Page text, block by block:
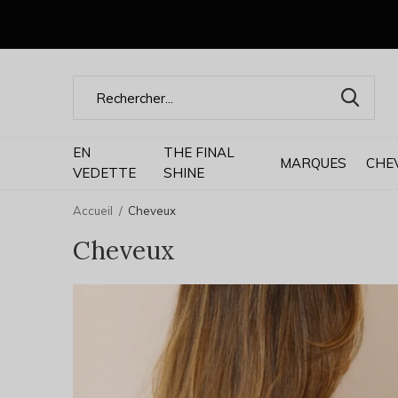
EN
VEDETTE
THE FINAL
SHINE
MARQUES
Accueil Cheveux
Cheveux